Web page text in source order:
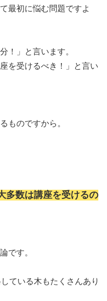
最初に悩む問題ですよ
！」と言います。
を受けるべき！」と言い
ものですから。
多数は講座を受けるの
です。
ている木もたくさんあり